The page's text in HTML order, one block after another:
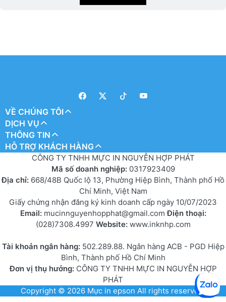
VỀ CHÚNG TÔI
DỊCH VỤ
THÔNG TIN
HỖ TRỢ KHÁCH HÀNG
CÔNG TY TNHH MỰC IN NGUYỄN HỢP PHÁT
Mã số doanh nghiệp: 0317923409
Địa chỉ: 668/48B Quốc lộ 13, Phường Hiệp Bình, Thành phố Hồ
Chí Minh, Việt Nam
Giấy chứng nhận đăng ký kinh doanh cấp ngày 10/07/2023
Email: mucinnguyenhopphat@gmail.comĐiện thoại:
(028)7308.4997 Website: www.inknhp.com
Tài khoản ngân hàng: 502.289.88. Ngân hàng ACB - PGD Hiệp
Bình, Thành phố Hồ Chí Minh
Đơn vị thụ hưởng:CÔNG TY TNHH MỰC IN NGUYỄN HỢP
PHÁT
Copyright © 2026 Mực in epson All rights reserved.